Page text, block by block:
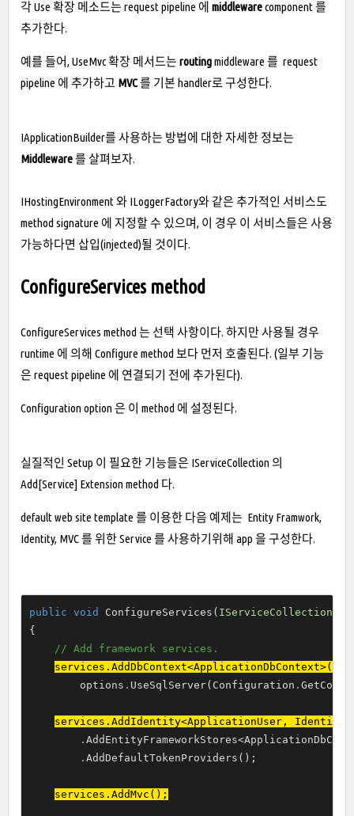
각 Use 확장 메소드는 request pipeline 에 middlewarecomponent 를
추가한다.
예를 들어, UseMvc 확장 메서드는 routingmiddleware 를 request
pipeline 에 추가하고 MVC를 기본 handler로 구성한다.
IApplicationBuilder를 사용하는 방법에 대한 자세한 정보는
Middleware를 살펴보자.
IHostingEnvironment 와 ILoggerFactory와 같은 추가적인 서비스도
method signature 에 지정할 수 있으며, 이 경우 이 서비스들은 사용
가능하다면 삽입(injected)될 것이다.
ConfigureServices method
ConfigureServices method 는 선택 사항이다. 하지만 사용될 경우
runtime 에 의해 Configure method 보다 먼저 호출된다. (일부 기능
은 request pipeline 에 연결되기 전에 추가된다).
Configuration option 은 이 method 에 설정된다.
실질적인 Setup 이 필요한 기능들은 IServiceCollection 의
Add[Service] Extension method 다.
default web site template 를 이용한 다음 예제는 Entity Framwork,
Identity, MVC 를 위한 Service 를 사용하기위해 app 을 구성한다.
public void ConfigureServices( IServiceCollection
{
// Add framework services.
services .
options . UseSqlServer(Configuration .
services . AddIdentity<ApplicationUser,
.
. AddDefaultTokenProviders();
services . AddMvc();